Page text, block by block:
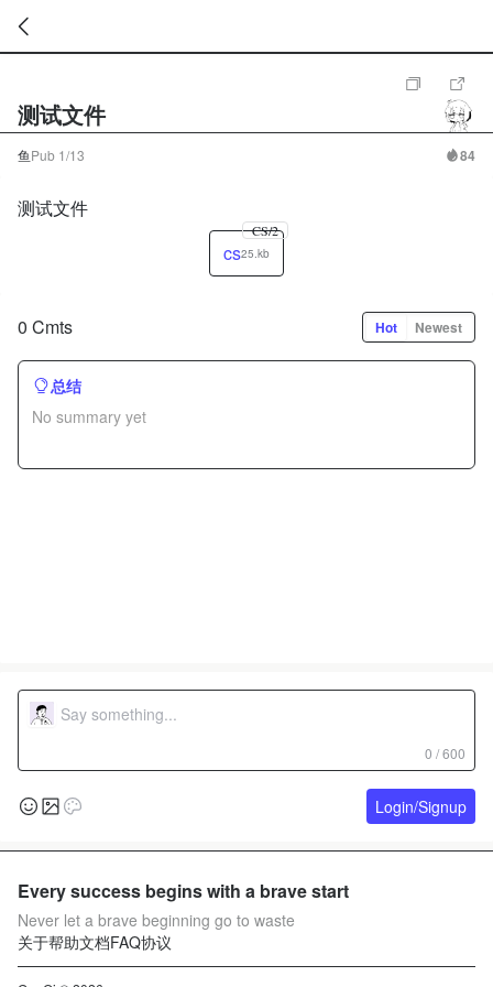
测试文件
鱼Pub 1/13 84
测试文件
cs25.kb
CS/2
0 Cmts Hot Newest
总结
No summary yet
0 / 600
Login/Signup
Every success begins with a brave start
Never let a brave beginning go to waste
关于帮助文档FAQ协议